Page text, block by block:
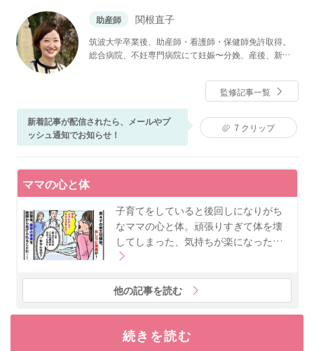
助産師 関根直子
筑波大学卒業後、助産師・看護師・保健師免許取得。
総合病院、不妊専門病院にて妊娠〜分娩、産後、新生
ディセラピスト（ベビーマッサージ）資格あり。現在
は産科医院、母子専門訪問看護ステーションにて、入
院中だけでなく産後ケアや育児支援に従事。ベビーカ
レンダーでは、妊娠中や子育て期に寄り添い、分かり
やすくためになる記事作りを心がけている。自身も姉
妹の母として子育てに奮闘中。
監修記事一覧
新着記事が配信されたら、メールやプ
ッシュ通知でお知らせ！
7 クリップ
ママの心と体
子育てをしていると後回しになりがち
なママの心と体。頑張りすぎて体を壊
してしまった、気持ちが楽になった…
他の記事を読む
続きを読む